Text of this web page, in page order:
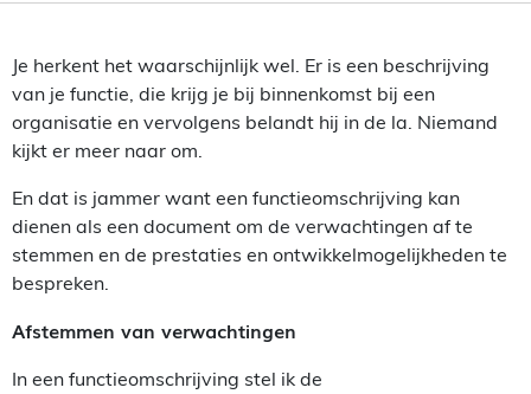
Je herkent het waarschijnlijk wel. Er is een beschrijving
van je functie, die krijg je bij binnenkomst bij een
organisatie en vervolgens belandt hij in de la. Niemand
kijkt er meer naar om.
En dat is jammer want een functieomschrijving kan
dienen als een document om de verwachtingen af te
stemmen en de prestaties en ontwikkelmogelijkheden te
bespreken.
Afstemmen van verwachtingen
In een functieomschrijving stel ik de